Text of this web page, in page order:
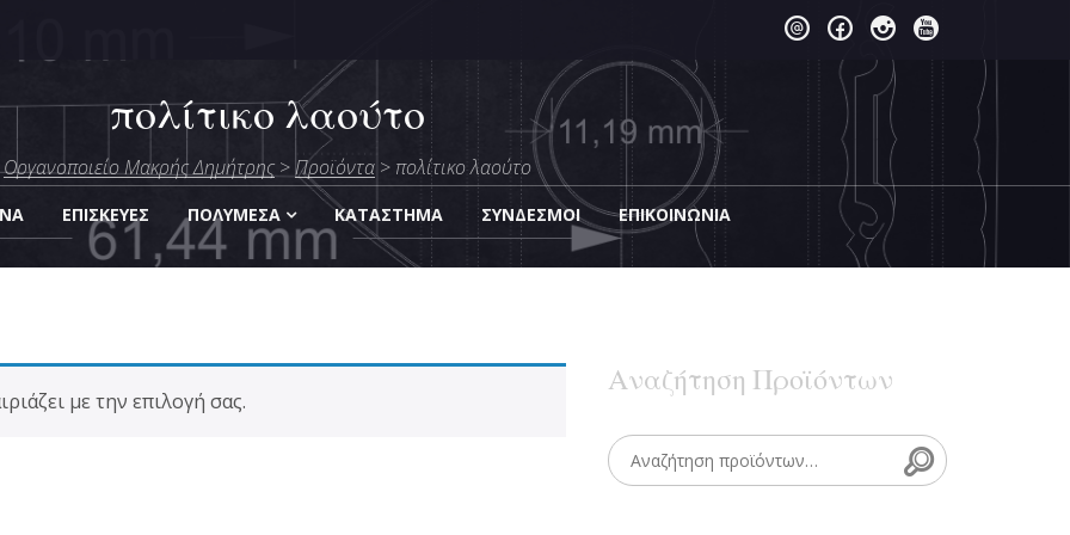
ΕΠΙΣΚΕΎΕΣ ΠΟΛΥΜΈΣΑ KΑΤΆΣΤΗΜΑ ΣΎΝΔΕΣΜΟΙ EΠΙΚΟΙΝΩΝΊΑ
πολίτικο λαούτο
Οργανοποιείο Μακρής Δημήτρης > Προϊόντα > πολίτικο λαούτο
με την επιλογή σας.
Αναζήτηση Προϊόντων
Search for: Search